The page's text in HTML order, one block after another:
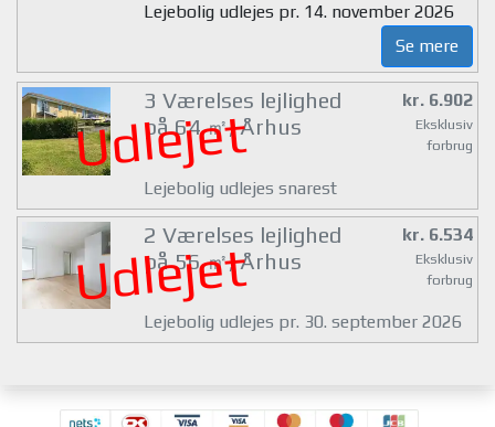
Lejebolig udlejes pr. 14. november 2026
Se mere
Udlejet
3 Værelses lejlighed
på 64 ㎡, Århus
kr. 6.902
Eksklusiv
forbrug
Lejebolig udlejes snarest
Udlejet
2 Værelses lejlighed
på 56 ㎡, Århus
kr. 6.534
Eksklusiv
forbrug
Lejebolig udlejes pr. 30. september 2026